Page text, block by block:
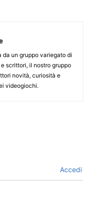
da un gruppo variegato di
scrittori, il nostro gruppo
novità, curiosità e
videogiochi.
Accedi